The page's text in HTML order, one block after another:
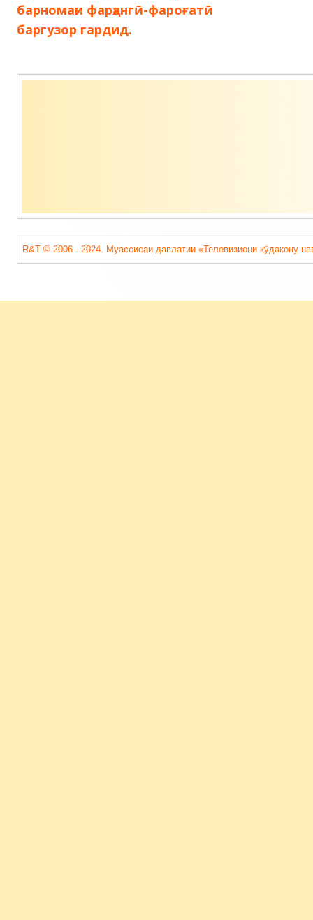
записям
барномаи фарҳангӣ-фароғатӣ
баргузор гардид.
Содержимое
R&T © 2006 - 2024. Муассисаи давлатии «Телевизиони кӯдакону